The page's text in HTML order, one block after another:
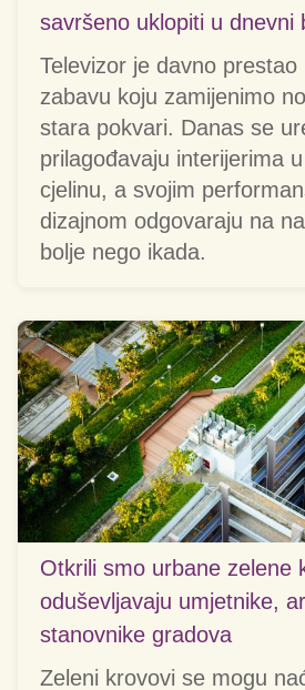
savršeno uklopiti u dnevni
Televizor je davno prestao
zabavu koju zamijenimo
stara pokvari. Danas se
prilagođavaju interijerima
cjelinu, a svojim
dizajnom odgovaraju na
bolje nego ikada.
Otkrili smo urbane zelene
oduševljavaju umjetnike,
stanovnike gradova
Zeleni krovovi se mogu